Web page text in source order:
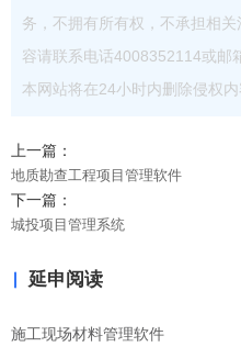
务，不拥有所有权，不承担相
容请联系电话4008352114或邮
本网站将在24小时内删除侵权内
上一篇：
地质勘查工程项目管理软件
下一篇：
城投项目管理系统
延申阅读
施工现场材料管理软件